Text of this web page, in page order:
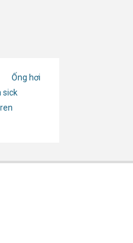
Ống hơi
sick